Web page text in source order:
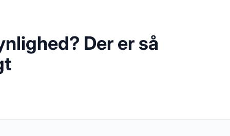
Der er så